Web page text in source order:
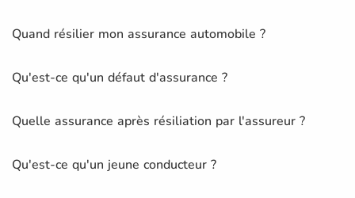
Quand résilier mon assurance automobile ?
Qu'est-ce qu'un défaut d'assurance ?
Quelle assurance après résiliation par l'assureur ?
Qu'est-ce qu'un jeune conducteur ?